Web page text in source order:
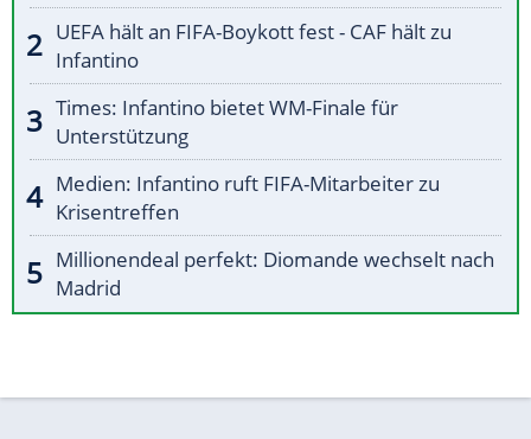
UEFA hält an FIFA-Boykott fest - CAF hält zu
Infantino
Times: Infantino bietet WM-Finale für
Unterstützung
Medien: Infantino ruft FIFA-Mitarbeiter zu
Krisentreffen
Millionendeal perfekt: Diomande wechselt nach
Madrid